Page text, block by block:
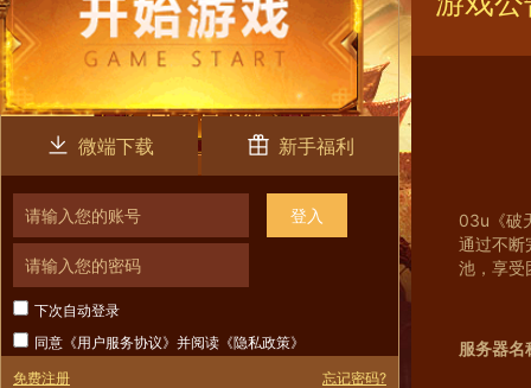
微端下载 新手福利
登入
下次自动登录
同意《用户服务协议》并阅读《隐私政策》
免费注册
忘记密码?
03u《破
通过不断
池，享受
服务器名